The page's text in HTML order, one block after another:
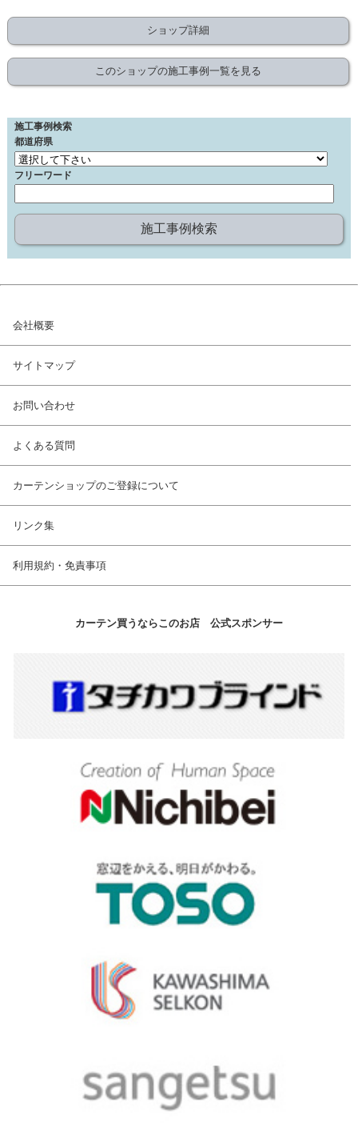
ショップ詳細
このショップの施工事例一覧を見る
施工事例検索
都道府県
フリーワード
会社概要
サイトマップ
お問い合わせ
よくある質問
カーテンショップのご登録について
リンク集
利用規約・免責事項
カーテン買うならこのお店 公式スポンサー